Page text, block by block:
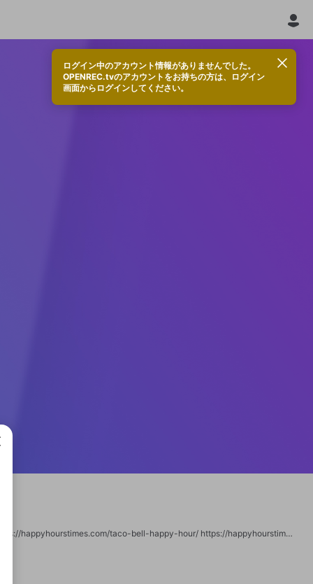
ログイン中のアカウント情報がありませんでした。
OPENREC.tvのアカウントをお持ちの方は、ログイン
画面からログインしてください。
https://happyhourstimes.com/ https://happyhourstimes.com/all-happy-hours/ https://happyhourstimes.com/taco-bell-happy-hour/ https://happyhourstimes.com/ruth-chris-happy-hour/ https://happyhourstimes.com/applebees-happy-hour/ https://happyhourstimes.com/bar-louie-happy-hour/ https://happyhourstimes.com/bjs-happy-hour/ https://happyhourstimes.com/texas-roadhouse-happy-hour/ https://happyhourstimes.com/ihop-happy-hour/ https://happyhourstimes.com/lazy-dog-happy-hour/ https://happyhourstimes.com/red-robin-happy-hour/